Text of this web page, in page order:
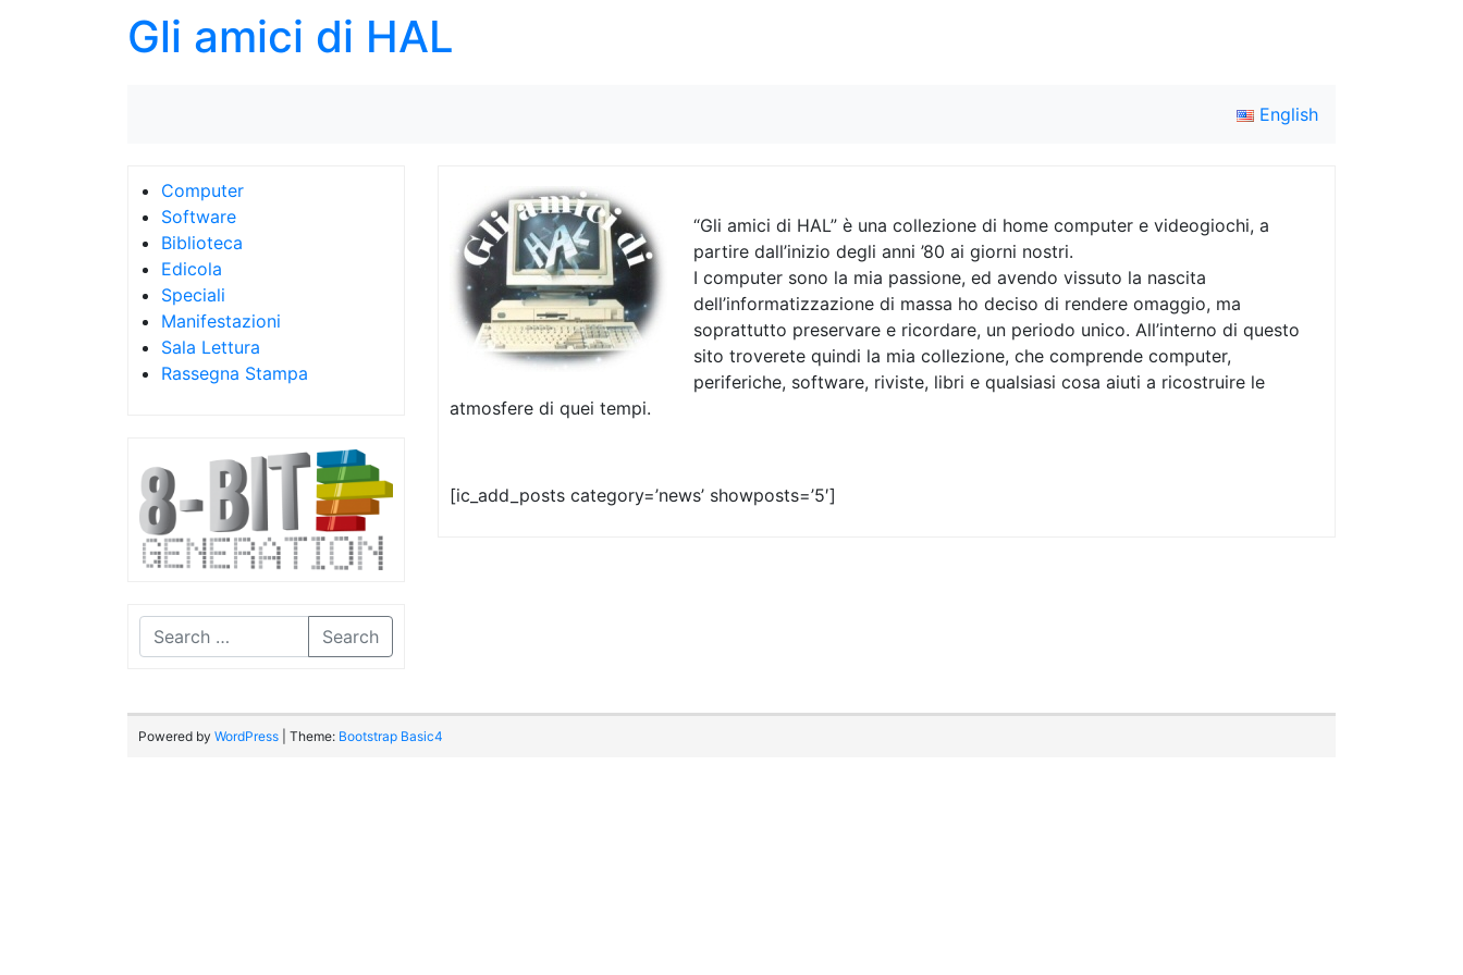
Gli amici di HAL
English
Computer
Software
Biblioteca
Edicola
Speciali
Manifestazioni
Sala Lettura
Rassegna Stampa
Search
“Gli amici di HAL” è una collezione di home computer e videogiochi, a
partire dall’inizio degli anni ’80 ai giorni nostri.
I computer sono la mia passione, ed avendo vissuto la nascita
dell’informatizzazione di massa ho deciso di rendere omaggio, ma
soprattutto preservare e ricordare, un periodo unico. All’interno di questo
sito troverete quindi la mia collezione, che comprende computer,
periferiche, software, riviste, libri e qualsiasi cosa aiuti a ricostruire le
atmosfere di quei tempi.
[ic_add_posts category=’news’ showposts=’5′]
Powered by WordPress | Theme: Bootstrap Basic4